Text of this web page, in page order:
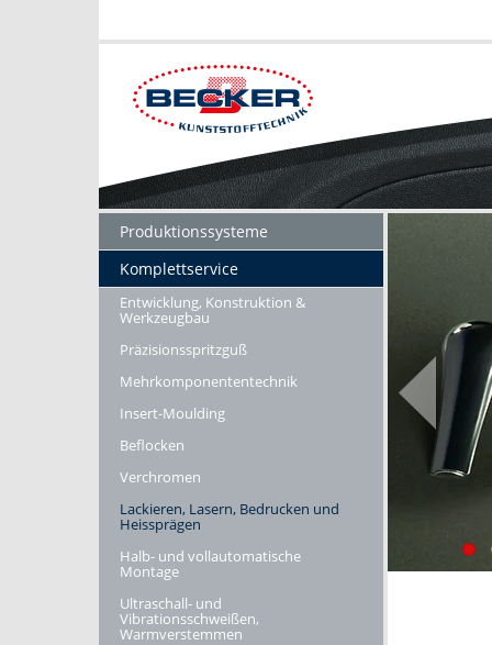
Produktionssysteme
Komplettservice
Entwicklung, Konstruktion &
Werkzeugbau
Präzisionsspritzguß
Mehrkomponententechnik
Insert-Moulding
Beflocken
Verchromen
Lackieren, Lasern, Bedrucken und
Heissprägen
Halb- und vollautomatische
Montage
Ultraschall- und
Vibrationsschweißen,
Warmverstemmen